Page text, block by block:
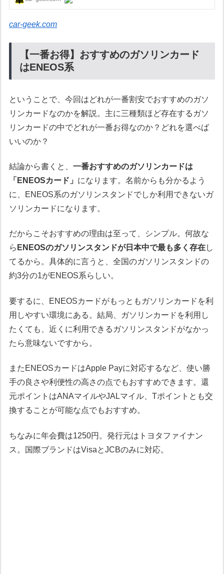
car-geek.com
【一番お得】おすすめのガソリンカード
はENEOS系
ということで、今回はどれが一番割安でおすすめのガソ
リンカードなのかを解説。主に三種類ほど存在するガソ
リンカードの中でどれが一番お得なのか？どれを選べば
いいのか？
結論から書くと、一番おすすめのガソリンカードは
「ENEOSカード」 になります。名前からも分かるよう
に、ENEOS系のガソリンスタンドでしか利用できないガ
ソリンカードになります。
だからこそおすすめの理由は至って、シンプル。何故な
ら ENEOSのガソリンスタンドが日本中で最も多く存在し
てるから。具体的に言うと、全国のガソリンスタンドの
約3分の1がENEOS系らしい。
要するに、ENEOSカードがもっともガソリンカードを利
用しやすい環境にある。結局、ガソリンカードを利用し
たくても、近くに利用できるガソリンスタンドがなかっ
たら意味ないですから。
またENEOSカードはApple Payに対応するなど、使い勝
手の良さや利便性の高さの点でもおすすめできます。還
元ポイントはANAマイルやJALマイル、Tポイントとも交
換することが可能な点でもおすすめ。
ちなみに年会費は1250円。発行元はトヨタファイナン
ス。国際ブランドはVisaとJCBのみに対応。